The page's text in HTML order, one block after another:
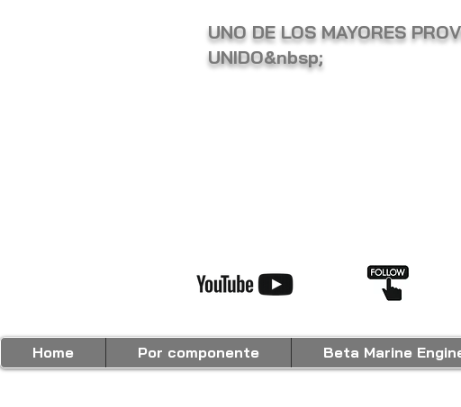
UNO DE LOS MAYORES
UNIDO&nbsp;
Home Por componente Beta Marine